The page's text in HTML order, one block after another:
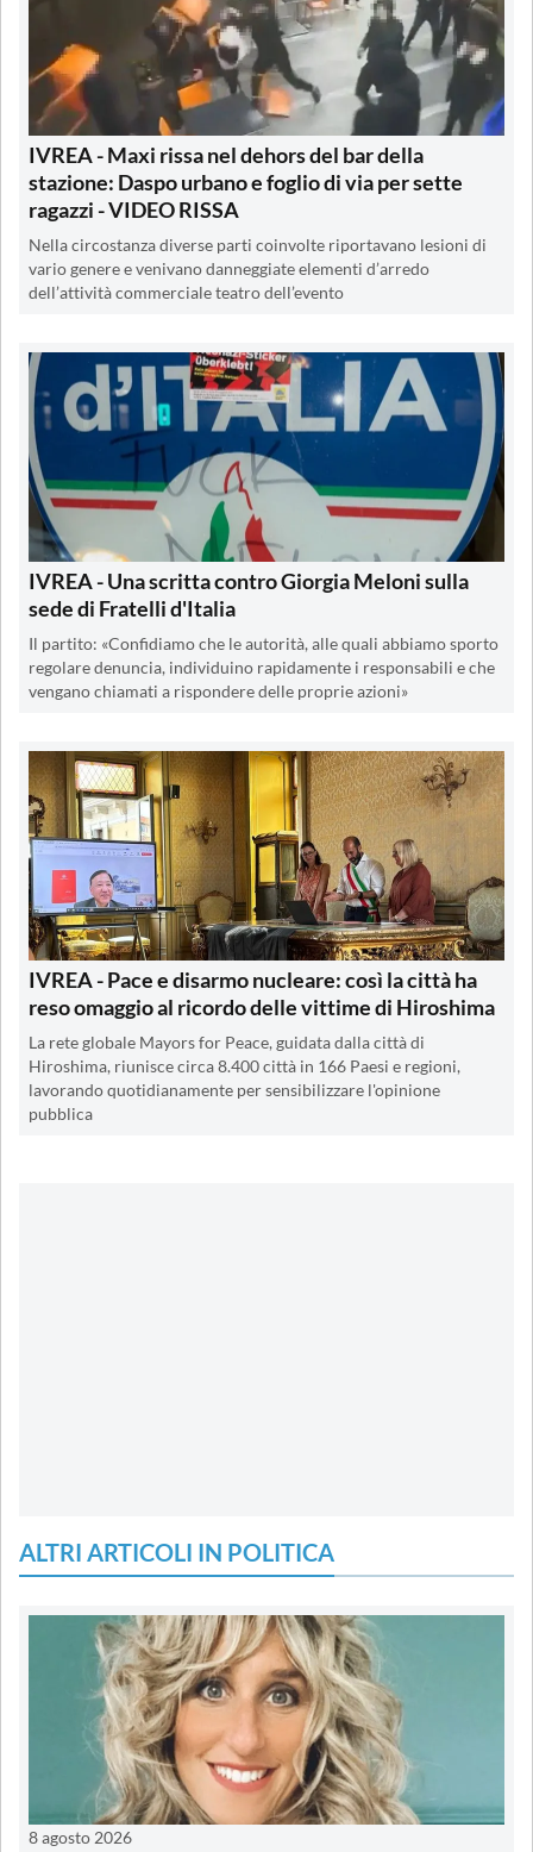
IVREA - Maxi rissa nel dehors del bar della
stazione: Daspo urbano e foglio di via per sette
ragazzi - VIDEO RISSA
Nella circostanza diverse parti coinvolte riportavano lesioni di
vario genere e venivano danneggiate elementi d’arredo
dell’attività commerciale teatro dell’evento
IVREA - Una scritta contro Giorgia Meloni sulla
sede di Fratelli d'Italia
Il partito: «Confidiamo che le autorità, alle quali abbiamo sporto
regolare denuncia, individuino rapidamente i responsabili e che
vengano chiamati a rispondere delle proprie azioni»
IVREA - Pace e disarmo nucleare: così la città ha
reso omaggio al ricordo delle vittime di Hiroshima
La rete globale Mayors for Peace, guidata dalla città di
Hiroshima, riunisce circa 8.400 città in 166 Paesi e regioni,
lavorando quotidianamente per sensibilizzare l'opinione
pubblica
ALTRI ARTICOLI IN POLITICA
8 agosto 2026